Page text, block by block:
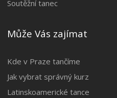
Soutěžní tanec
Může Vás zajímat
Kde v Praze tančíme
Jak vybrat správný kurz
Latinskoamerické tance